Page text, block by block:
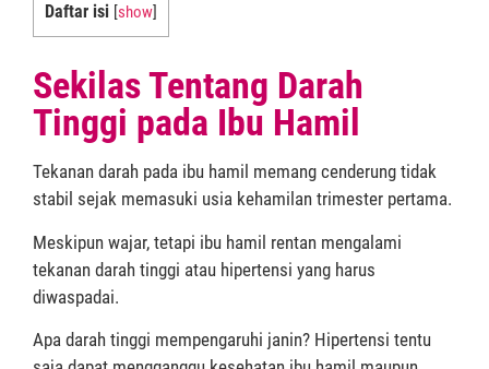
Daftar isi show
Sekilas Tentang Darah
Tinggi pada Ibu Hamil
Tekanan darah pada ibu hamil memang cenderung tidak
stabil sejak memasuki usia kehamilan trimester pertama.
Meskipun wajar, tetapi ibu hamil rentan mengalami
tekanan darah tinggi atau hipertensi yang harus
diwaspadai.
Apa darah tinggi mempengaruhi janin? Hipertensi tentu